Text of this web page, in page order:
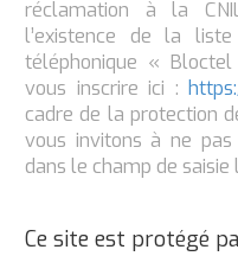
réclamation à la
l’existence de la
téléphonique «
vous inscrire ici :
cadre de la protection
vous invitons à ne pas
dans le champ de saisie
Ce site est protégé